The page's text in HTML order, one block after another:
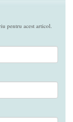
pentru acest articol.